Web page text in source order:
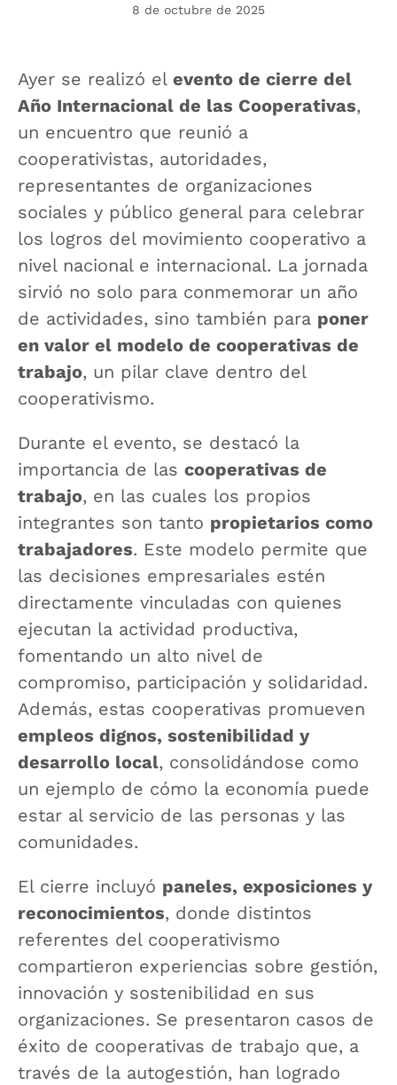
8 de octubre de 2025
Ayer se realizó el evento de cierre del
Año Internacional de las Cooperativas,
un encuentro que reunió a
cooperativistas, autoridades,
representantes de organizaciones
sociales y público general para celebrar
los logros del movimiento cooperativo a
nivel nacional e internacional. La jornada
sirvió no solo para conmemorar un año
de actividades, sino también para poner
en valor el modelo de cooperativas de
trabajo, un pilar clave dentro del
cooperativismo.
Durante el evento, se destacó la
importancia de las cooperativas de
trabajo, en las cuales los propios
integrantes son tanto propietarios como
trabajadores. Este modelo permite que
las decisiones empresariales estén
directamente vinculadas con quienes
ejecutan la actividad productiva,
fomentando un alto nivel de
compromiso, participación y solidaridad.
Además, estas cooperativas promueven
empleos dignos, sostenibilidad y
desarrollo local, consolidándose como
un ejemplo de cómo la economía puede
estar al servicio de las personas y las
comunidades.
El cierre incluyó paneles, exposiciones y
reconocimientos, donde distintos
referentes del cooperativismo
compartieron experiencias sobre gestión,
innovación y sostenibilidad en sus
organizaciones. Se presentaron casos de
éxito de cooperativas de trabajo que, a
través de la autogestión, han logrado